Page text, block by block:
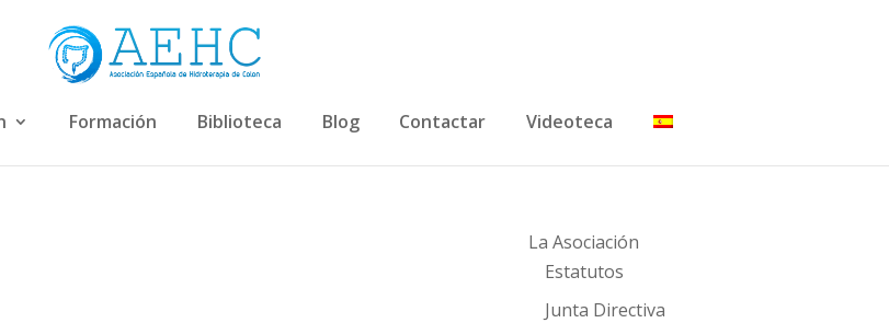
Formación Biblioteca Blog Contactar Videoteca
La Asociación
Estatutos
Junta Directiva